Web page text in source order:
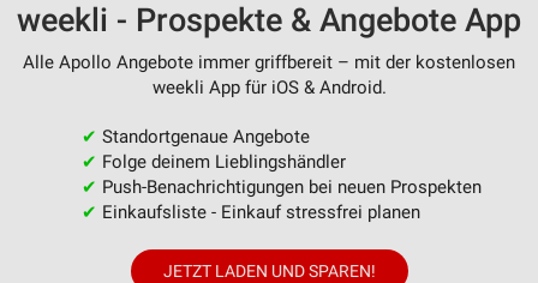
weekli - Prospekte & Angebote App
Alle Apollo Angebote immer griffbereit – mit der kostenlosen
weekli App für iOS & Android.
✔ Standortgenaue Angebote
✔ Folge deinem Lieblingshändler
✔ Push-Benachrichtigungen bei neuen Prospekten
✔ Einkaufsliste - Einkauf stressfrei planen
JETZT LADEN UND SPAREN!